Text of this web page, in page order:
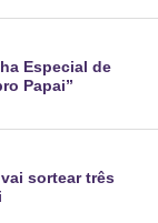
Especial de
Papai”
sortear três